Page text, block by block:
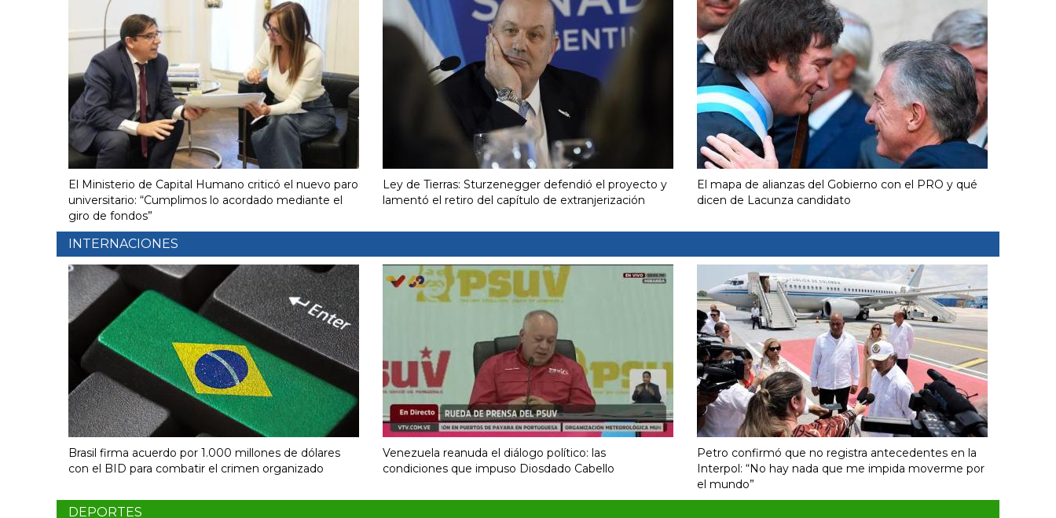
El Ministerio de Capital Humano criticó el nuevo paro
universitario: “Cumplimos lo acordado mediante el
giro de fondos”
Ley de Tierras: Sturzenegger defendió el proyecto y
lamentó el retiro del capítulo de extranjerización
El mapa de alianzas del Gobierno con el PRO y qué
dicen de Lacunza candidato
INTERNACIONES
Brasil firma acuerdo por 1.000 millones de dólares
con el BID para combatir el crimen organizado
Venezuela reanuda el diálogo político: las
condiciones que impuso Diosdado Cabello
Petro confirmó que no registra antecedentes en la
Interpol: “No hay nada que me impida moverme por
el mundo”
DEPORTES